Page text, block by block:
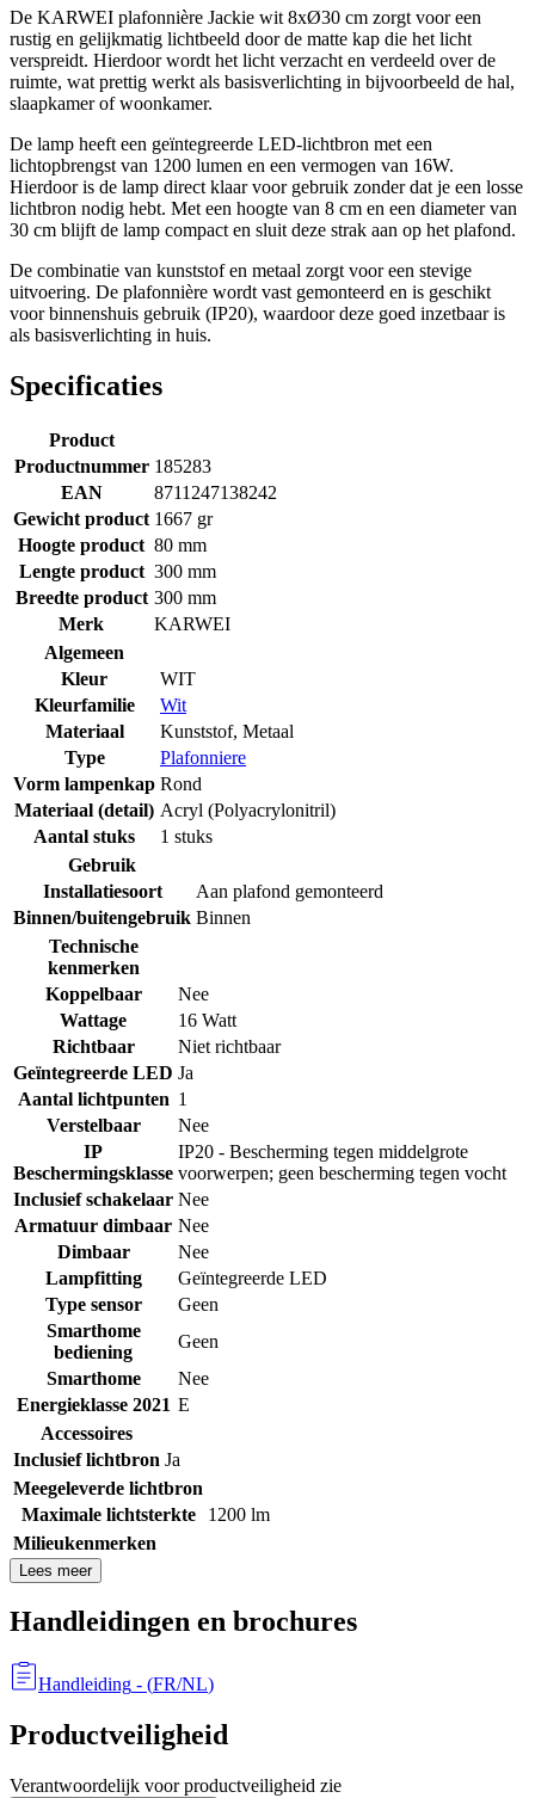
De KARWEI plafonnière Jackie wit 8xØ30 cm zorgt voor een
rustig en gelijkmatig lichtbeeld door de matte kap die het licht
verspreidt. Hierdoor wordt het licht verzacht en verdeeld over de
ruimte, wat prettig werkt als basisverlichting in bijvoorbeeld de hal,
slaapkamer of woonkamer.
De lamp heeft een geïntegreerde LED-lichtbron met een
lichtopbrengst van 1200 lumen en een vermogen van 16W.
Hierdoor is de lamp direct klaar voor gebruik zonder dat je een losse
lichtbron nodig hebt. Met een hoogte van 8 cm en een diameter van
30 cm blijft de lamp compact en sluit deze strak aan op het plafond.
De combinatie van kunststof en metaal zorgt voor een stevige
uitvoering. De plafonnière wordt vast gemonteerd en is geschikt
voor binnenshuis gebruik (IP20), waardoor deze goed inzetbaar is
als basisverlichting in huis.
Specificaties
Product
Productnummer 185283
EAN
8711247138242
Gewicht product 1667 gr
Hoogte product 80 mm
Lengte product 300 mm
Breedte product 300 mm
Merk
KARWEI
Algemeen
Kleur
WIT
Kleurfamilie
Wit
Materiaal
Kunststof, Metaal
Type
Plafonniere
Vorm lampenkap Rond
Materiaal (detail) Acryl (Polyacrylonitril)
Aantal stuks
1 stuks
Gebruik
Installatiesoort
Aan plafond gemonteerd
Binnen/buitengebruik Binnen
Technische
kenmerken
Koppelbaar
Nee
Wattage
16 Watt
Richtbaar
Niet richtbaar
Geïntegreerde LED Ja
Aantal lichtpunten 1
Verstelbaar
Nee
IP
Beschermingsklasse
IP20 - Bescherming tegen middelgrote
voorwerpen; geen bescherming tegen vocht
Inclusief schakelaar Nee
Armatuur dimbaar Nee
Dimbaar
Nee
Lampfitting
Geïntegreerde LED
Type sensor
Geen
Smarthome
bediening
Geen
Smarthome
Nee
Energieklasse 2021 E
Accessoires
Inclusief lichtbron Ja
Meegeleverde lichtbron
Maximale lichtsterkte
1200 lm
Milieukenmerken
Lees meer
Handleidingen en brochures
Handleiding - (FR/NL)
Productveiligheid
Verantwoordelijk voor productveiligheid zie